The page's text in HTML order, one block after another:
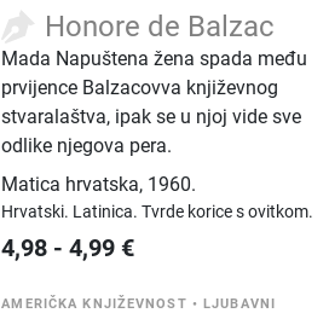
Honore de Balzac
Mada Napuštena žena spada među
prvijence Balzacovva književnog
stvaralaštva, ipak se u njoj vide sve
odlike njegova pera.
Matica hrvatska, 1960.
Hrvatski. Latinica.Tvrde korice s ovitkom.
4,98 -4,99 €
AMERIČKA KNJIŽEVNOST •LJUBAVNI